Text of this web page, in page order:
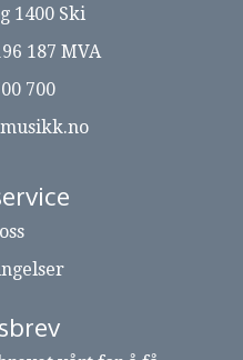
1400 Ski
187 MVA
700